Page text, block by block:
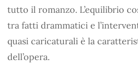
tutto il romanzo. L’equilibrio
tra fatti drammatici e
quasi caricaturali è la
dell’opera.